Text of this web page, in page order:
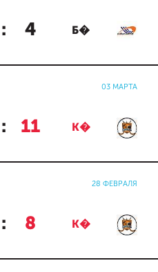
: 4 Б�
03 МАРТА
: 11 К�
28 ФЕВРАЛЯ
: 8 К�